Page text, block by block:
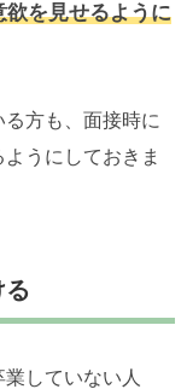
を見せるように
方も、面接時に
うにしておきま
していない人